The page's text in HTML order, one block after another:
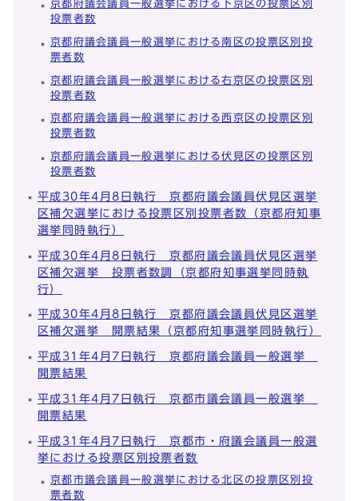
京都府議会議員一般選挙における下京区の投票区別
投票者数
京都府議会議員一般選挙における南区の投票区別投
票者数
京都府議会議員一般選挙における右京区の投票区別
投票者数
京都府議会議員一般選挙における西京区の投票区別
投票者数
京都府議会議員一般選挙における伏見区の投票区別
投票者数
平成30年4月8日執行 京都府議会議員伏見区選挙
区補欠選挙における投票区別投票者数（京都府知事
選挙同時執行）
平成30年4月8日執行 京都府議会議員伏見区選挙
区補欠選挙 投票者数調（京都府知事選挙同時執
行）
平成30年4月8日執行 京都府議会議員伏見区選挙
区補欠選挙 開票結果（京都府知事選挙同時執行）
平成31年4月7日執行 京都府議会議員一般選挙
開票結果
平成31年4月7日執行 京都市議会議員一般選挙
開票結果
平成31年4月7日執行 京都市・府議会議員一般選
挙における投票区別投票者数
京都市議会議員一般選挙における北区の投票区別投
票者数